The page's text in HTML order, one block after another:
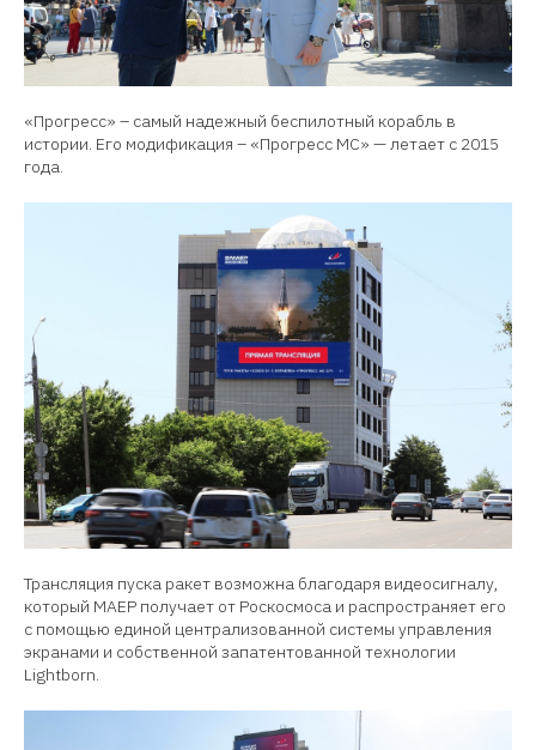
«Прогресс» – самый надежный беспилотный корабль в
истории. Его модификация – «Прогресс МС» — летает с 2015
года.
Трансляция пуска ракет возможна благодаря видеосигналу,
который МАЕР получает от Роскосмоса и распространяет его
с помощью единой централизованной системы управления
экранами и собственной запатентованной технологии
Lightborn.